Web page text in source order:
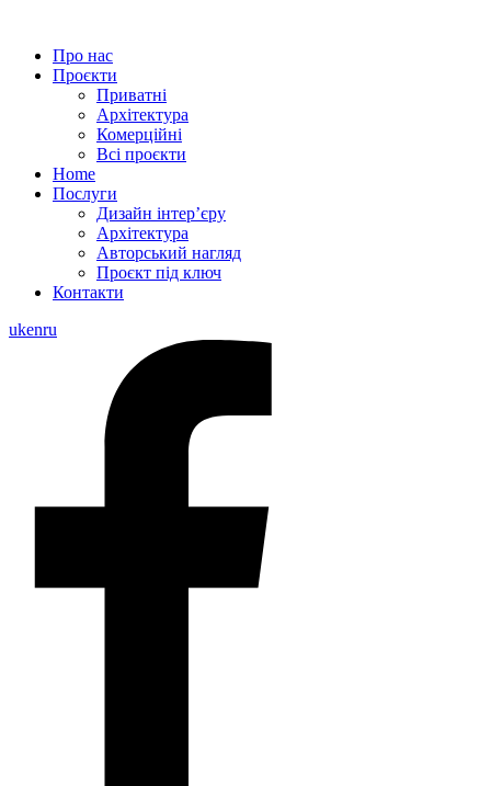
Про нас
Проєкти
Приватні
Архітектура
Комерційні
Всі проєкти
Home
Послуги
Дизайн інтер’єру
Архітектура
Aвторський нагляд
Проєкт під ключ
Контакти
ukenru